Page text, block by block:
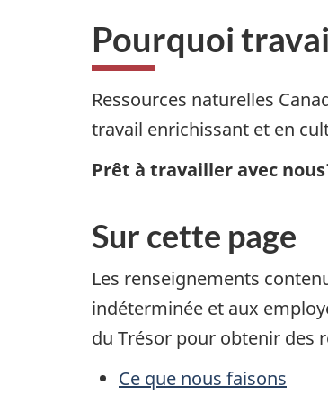
Pourquoi
Ressources naturelles
travail enrichissant et en
Prêt à travailler avec
Sur cette page
Les renseignements
indéterminée et aux
du Trésor pour obtenir des
Ce que nous faisons